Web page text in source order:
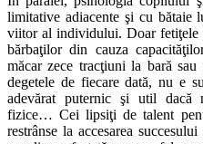
limitative adiacente şi cu bătaie
viitor al individului. Doar fetiţele
bărbaţilor din cauza
măcar zece tracţiuni la bară
degetele de fiecare dată, nu e
adevărat puternic şi util dacă
fizice… Cei lipsiţi de talent
restrânse la accesarea